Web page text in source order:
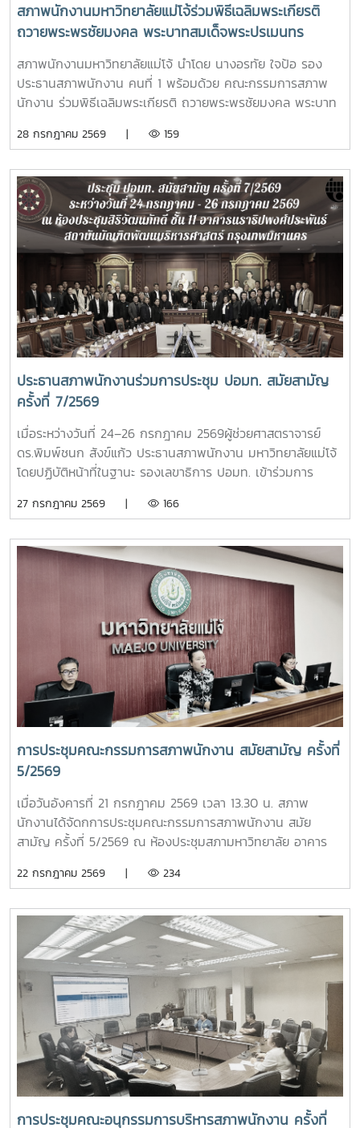
สภาพนักงานมหาวิทยาลัยแม่โจ้ร่วมพิธีเฉลิมพระเกียรติ
ถวายพระพรชัยมงคล พระบาทสมเด็จพระปรเมนทร
รามาธิบดีศรีสินทร มหาวชิราลงกรณ พระวชิรเกล้าเจ้าอยู่
หัว เนื่องในโอกาสมหามงคลเฉลิมพระชนมพรรษา 28
กรกฎาคม 2568
สภาพนักงานมหาวิทยาลัยแม่โจ้ นำโดย นางอรทัย ใจป้อ รอง
ประธานสภาพนักงาน คนที่ 1 พร้อมด้วย คณะกรรมการสภาพ
นักงาน ร่วมพิธีเฉลิมพระเกียรติ ถวายพระพรชัยมงคล พระบาท
วชิรเกล้าเจ้าอยู่หัว เนื่องในโอกาสมหามงคลเฉลิมพระชนมพรรษา
มา อธิการบดีมหาวิทยาลัยแม่โจ้ เป็นประธานใน มีพิธีถวายสัตย์
ปฏิญาณเพื่อเป็นข้าราชการที่ดีและเป็นพลังของแผ่นดิน พิธีวาง
พานพุ่ม ถวายเครื่องราชสักการะ และพิธีจุดเทียนถวายพระพร
ชัยมงคลซึ่งแสดงถึงความจงรักภักดีต่อสถาบันพระมหากษัตริย์
โดยมีผู้บริหาร คณาจารย์ หัวหน้าส่วนงาน ข้าราชการ บุคลากร ผู้
แทนศิษย์เก่าแม่โจ้ และนักศึกษารวมถึงหน่วยงานปกครองส่วน
ท้องถิ่น ร่วมเข้าพิธี ณ อาคารแผ่พืชน์มหาวิทยาลัยแม่โจ้
28 กรกฎาคม 2569 | 159
ประธานสภาพนักงานร่วมการประชุม ปอมท. สมัยสามัญ
ครั้งที่ 7/2569
เมื่อระหว่างวันที่ 24–26 กรกฎาคม 2569ผู้ช่วยศาสตราจารย์
ดร.พิมพ์ชนก สังข์แก้ว ประธานสภาพนักงาน มหาวิทยาลัยแม่โจ้
โดยปฏิบัติหน้าที่ในฐานะ รองเลขาธิการ ปอมท. เข้าร่วมการ
พัฒนบริหารศาสตร์ (NIDA) กรุงเทพมหานคร โดยมีผู้แทนจาก
ทิศทางการดำเนินงานของ ปอมท. และแลกเปลี่ยนความคิดเห็นใน
ประเด็นสำคัญด้านการอุดมศึกษา การประชุมครั้งนี้ได้ติดตาม
ความก้าวหน้าการเตรียมจัดประชุมวิชาการ ปอมท. ประจำปี 2569
การจัดทำวารสารวิชาการ ปอมท. (JCUFST) การยกร่างข้อบังคับ
สมาคม ปอมท. ตลอดจนโครงการเสวนา Dinner Talk ร่วมกับ
อาจารย์ดีเด่นแห่งชาติ เพื่อส่งเสริมการแลกเปลี่ยนองค์ความรู้และ
การพัฒนาวิชาชีพอาจารย์ในระดับประเทศนอกจากนี้ ที่ประชุมยัง
ได้พิจารณาความก้าวหน้าการคัดเลือกอาจารย์ดีเด่นแห่งชาติ
ประจำปี พ.ศ. 2569 พร้อมกำหนดแนวทางและกรอบการดำเนิน
งานในรอบสัมภาษณ์ รวมถึงพิจารณาแนวปฏิบัติในการคัดเลือก
เพื่อให้กระบวนการดำเนินงานมีความโปร่งใส เป็นธรรม และมี
มาตรฐานยิ่งขึ้นอีกหนึ่งประเด็นสำคัญ คือ การกำหนดเจ้าภาพ
การประชุม ปอมท. ตลอดปี 2569 และปี 2570 รวมทั้งการ
พิจารณารับ สถาบันพระบรมราชชนก เข้าเป็นสมาชิกใหม่ของ
ปอมท. ซึ่งสะท้อนถึงการขยายเครือข่ายความร่วมมือด้านการ
อุดมศึกษาของประเทศอย่างต่อเนื่องภายหลังการประชุม สมาชิก
ตกเป็นเหยื่อของอาชญากรรมไซเบอร์” และ “การวางแผน
เพื่อเสริมสร้างความรู้และทักษะที่เป็นประโยชน์ต่อการปฏิบัติงาน
และการดำเนินชีวิตของบุคลากรในสถาบันอุดมศึกษา ภาพ/ข่าว
: ที่ประชุมประธานสภาอาจารย์มหาวิทยาลัยแห่งประเทศไทย -
ปอมท.
27 กรกฎาคม 2569 | 166
การประชุมคณะกรรมการสภาพนักงาน สมัยสามัญ ครั้งที่
5/2569
เมื่อวันอังคารที่ 21 กรกฎาคม 2569 เวลา 13.30 น. สภาพ
นักงานได้จัดกการประชุมคณะกรรมการสภาพนักงาน สมัย
สามัญ ครั้งที่ 5/2569 ณ ห้องประชุมสภามหาวิทยาลัย อาคาร
โครงการขับเคลื่อนจริยธรรมของบุคลากรมหาวิทยาลัย ประจำปี
การปรับปรุงข้อบังคับ และระเบียบของมหาวิทยาลัย- ข้อเสนอแนะ
เรื่อง ปัญหารถไฟฟ้าไม่เพียงพอต่อการให้บริการ- ข้อเสนอแนะ
เรื่อง ปัญหามิจฉาชีพหลอกโอนเงินจองหอพักนักศึกษา- ข้อมูล
รายรับของกองทุนเงินชดเชยข้อมูลเงินเดือนของบุคลากร
มหาวิทยาลัย ผลกระทบที่กับพนักงานมหาวิทยาลัยกรณีควบรวม
หน่วยงาน- กรณีศึกษาเบี้ยประกันชีวิต >ระบบเลือกตั้งกรรมการ
สภาพนักงาน มหาวิทยาลัยแม่โจ้ แบบออนไลน์
22 กรกฎาคม 2569 | 234
การประชุมคณะอนุกรรมการบริหารสภาพนักงาน ครั้งที่